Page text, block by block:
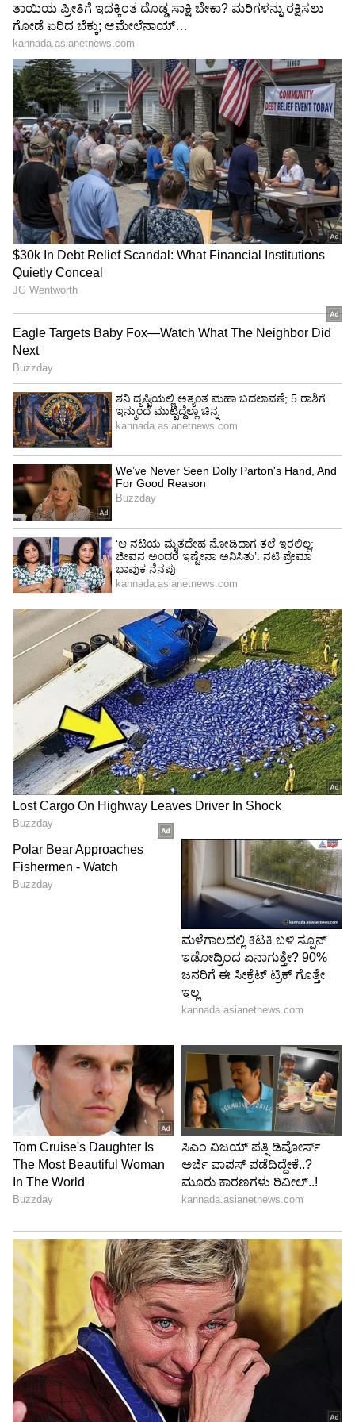
ವೃಷಣ ಕ್ಯಾನ್ಸರ್ ನ ಚಿಹ್ನೆಗಳು ಮತ್ತು ರೋಗಲಕ್ಷಣಗಳು
ಹೀಗಿವೆ
ಒಂದು ಅಥವಾ ಎರಡೂ ವೃಷಣಗಳಲ್ಲಿ ಗೆಡ್ಡೆ ಅಥವಾ ಊತ
ವೃಷಣದಲ್ಲಿ ಭಾರವಾಗುವಿಕೆ
ಕಿಬ್ಬೊಟ್ಟೆ ಅಥವಾ ಪೆಲ್ವಿಕ್ ಪ್ರದೇಶದಲ್ಲಿ ನೋವು(Stomach
pain)
ವೃಷಣದ ತ್ವರಿತ ಊತ
ವೃಷಣಗಳಲ್ಲಿ ನೋವು ಅಥವಾ ಅಸ್ವಸ್ಥತೆ
ಟಿಶ್ಯೂ ದುರ್ಬಲಗೊಳ್ಳುವುದು ಅಥವಾ ಹಿಗ್ಗುವುದು
ಬೆನ್ನಿನಲ್ಲಿ ನೋವು
4
8
ಜೆರ್ಮ್ ಸೆಲ್ ವೃಷಣ ಕ್ಯಾನ್ಸರ್ ನ ವಿಧಗಳು
ಸೆಮಿನೋಮ್ಸ್
ನಾನ್ಸೆಮಿನೋಮಿಸ್ (ಟೆರಾಟೋಮಾಸ್, ಭ್ರೂಣದ
ಕಾರ್ಸಿನೋಮಾ, ಕೊರಿಯೊಕಾರ್ಸಿನೋಮ, ಯೊಲ್ಕ್ ಶಾಕ್
ಟ್ಯೂಮರ್)
ಪ್ರಮುಖ ಜೀವಕೋಶದಲ್ಲಿ ಗೆಡ್ಡೆ
ಸೆರ್ಟೋಲಿ ಸೆಲ್ ಟ್ಯೂಮರ್
ವೃಷಣ ಕ್ಯಾನ್ಸರ್ ಗೆ ಕಾರಣಗಳು
ಡಾಕ್ಟರ್ ಹೇಳೋ ಪ್ರಕಾರ, ವೃಷಣ ಕ್ಯಾನ್ಸರ್ಗೆ ನಿಖರವಾದ
ಕಾರಣ ತಿಳಿದಿಲ್ಲ. ಆದರೆ ಕುಟುಂಬದಲ್ಲಿ ಅದರ
ಇತಿಹಾಸವಿದ್ದರೆ(History) ಅಪಾಯ ಹೆಚ್ಚಾಗುತ್ತೆ. ಇದಲ್ಲದೆ,
ಗರ್ಭದಲ್ಲಿರುವ ಮಗುವಿನ ಯಾವುದೇ ವೃಷಣಗಳು ವೃಷಣದ
ಒಳಗೆ ಸಂಪೂರ್ಣವಾಗಿ ಹೋಗಲು ಸಾಧ್ಯವಾಗದಿದ್ದರೆ, ಈ
ಕ್ರಿಪ್ಟೋರ್ಕಿಡಿಸಮ್ ಅಥವಾ ಬೇರ್ಪಡಿಸದ ವೃಷಣ ಎಂದೂ
ಕರೆಯಲಾಗುತ್ತೆ.